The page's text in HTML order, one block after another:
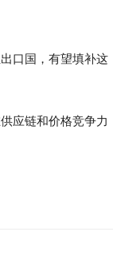
口国，有望填补这
应链和价格竞争力